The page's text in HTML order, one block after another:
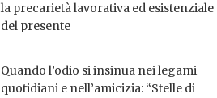
la precarietà lavorativa ed esistenziale
del presente
Quando l’odio si insinua nei legami
quotidiani e nell’amicizia: “Stelle di